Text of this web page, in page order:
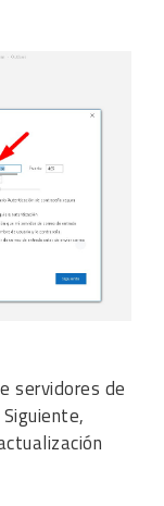
servidores de